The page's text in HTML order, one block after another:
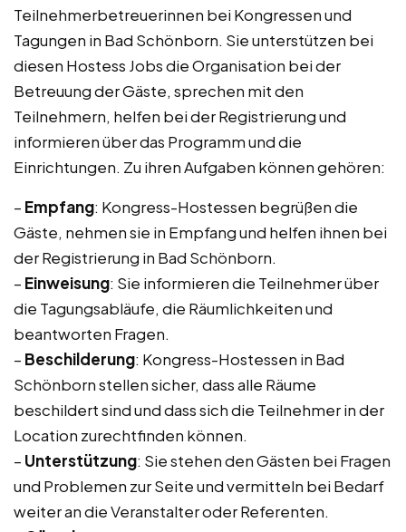
Teilnehmerbetreuerinnen bei Kongressen und
Tagungen in Bad Schönborn. Sie unterstützen bei
diesen Hostess Jobs die Organisation bei der
Betreuung der Gäste, sprechen mit den
Teilnehmern, helfen bei der Registrierung und
informieren über das Programm und die
Einrichtungen. Zu ihren Aufgaben können gehören:
– Empfang: Kongress-Hostessen begrüßen die
Gäste, nehmen sie in Empfang und helfen ihnen bei
der Registrierung in Bad Schönborn.
– Einweisung: Sie informieren die Teilnehmer über
die Tagungsabläufe, die Räumlichkeiten und
beantworten Fragen.
– Beschilderung: Kongress-Hostessen in Bad
Schönborn stellen sicher, dass alle Räume
beschildert sind und dass sich die Teilnehmer in der
Location zurechtfinden können.
– Unterstützung: Sie stehen den Gästen bei Fragen
und Problemen zur Seite und vermitteln bei Bedarf
weiter an die Veranstalter oder Referenten.